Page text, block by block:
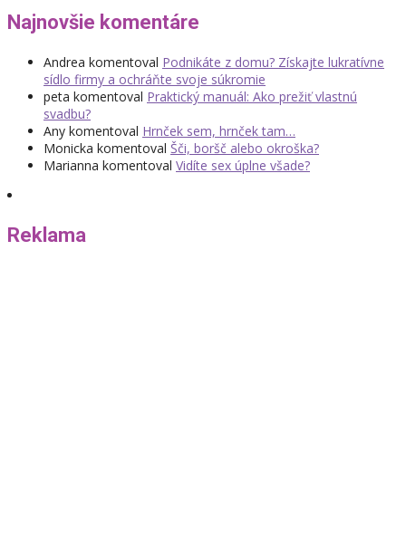
Najnovšie komentáre
Andrea komentoval Podnikáte z domu? Získajte lukratívne
sídlo firmy a ochráňte svoje súkromie
peta komentoval Praktický manuál: Ako prežiť vlastnú
svadbu?
Any komentoval Hrnček sem, hrnček tam…
Monicka komentoval Šči, boršč alebo okroška?
Marianna komentoval Vidíte sex úplne všade?
Reklama